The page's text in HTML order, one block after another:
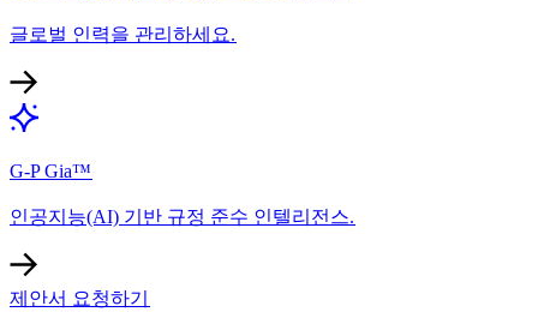
글로벌 인력을 관리하세요.​​
G-P Gia™​​
인공지능(AI) 기반 규정 준수 인텔리전스.​​
제안서 요청하기​​